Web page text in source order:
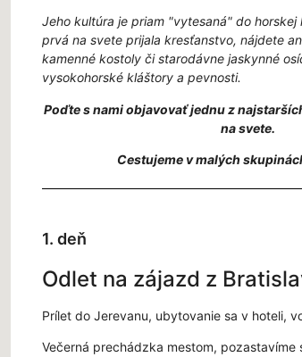
Jeho kultúra je priam "vytesaná" do horskej
prvá na svete prijala kresťanstvo, nájdete
kamenné kostoly či starodávne jaskynné
vysokohorské kláštory a pevnosti.
Poďte s nami objavovať jednu z
na svete.
Cestujeme v malých
1. deň
Odlet na zájazd z
Prílet do Jerevanu, ubytovanie sa v hoteli,
Večerná prechádzka mestom, pozastavíme